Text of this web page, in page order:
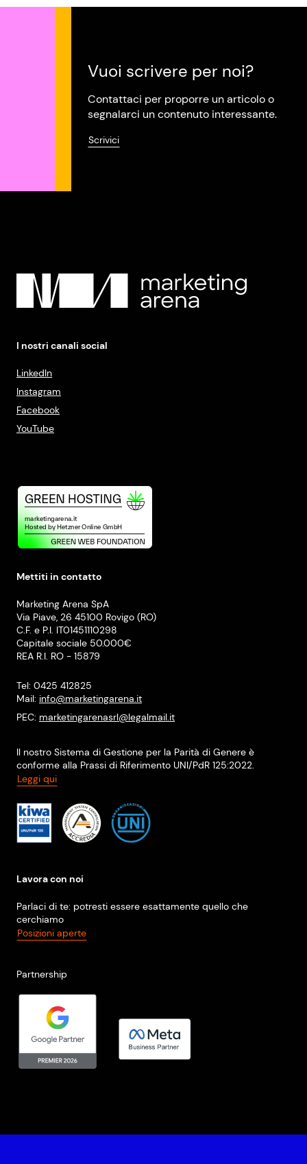
Vuoi scrivere per noi?
Contattaci per proporre un articolo o
segnalarci un contenuto interessante.
Scrivici
I nostri canali social
LinkedIn
Instagram
Facebook
YouTube
Mettiti in contatto
Marketing Arena SpA
Via Piave, 26 45100 Rovigo (RO)
C.F. e P.I. IT01451110298
Capitale sociale 50.000€
REA R.I. RO - 15879
Tel: 0425 412825
Mail: info@marketingarena.it
PEC: marketingarenasrl@legalmail.it
Il nostro Sistema di Gestione per la Parità di Genere è
conforme alla Prassi di Riferimento UNI/PdR 125:2022.
Leggi qui
Lavora con noi
Parlaci di te: potresti essere esattamente quello che
cerchiamo
Posizioni aperte
Partnership